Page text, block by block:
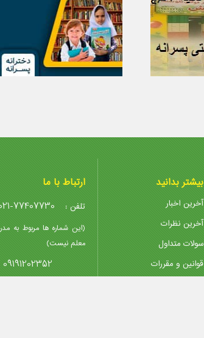
بیشتر بدانید
آخرین اخبار
آخرین نظرات
سولات متداول
قوانین و مقررات
ارتباط با ما
تلفن : 77407730
(این شماره ها مربوط به
معلم نیست)
09191202352